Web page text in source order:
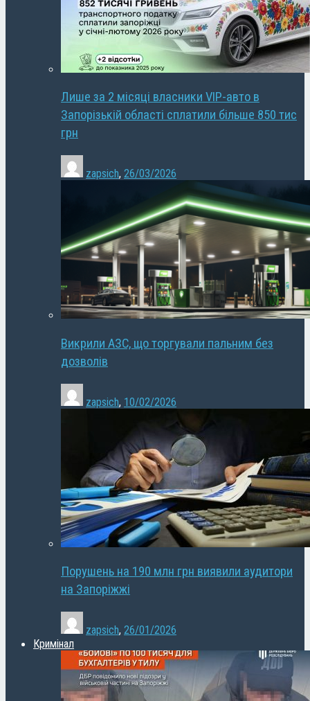
Лише за 2 місяці власники VIP-авто в
Запорізькій області сплатили більше 850 тис
грн
zapsich, 26/03/2026
Викрили АЗС, що торгували пальним без
дозволів
zapsich, 10/02/2026
Порушень на 190 млн грн виявили аудитори
на Запоріжжі
zapsich, 26/01/2026
Кримінал